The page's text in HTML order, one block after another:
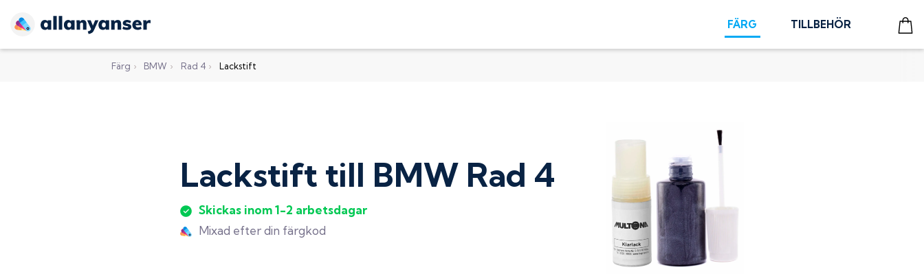
FÄRG TILLBEHÖR
Färg › BMW › Rad 4 › Lackstift
Lackstift till BMW Rad 4
Skickas inom 1-2 arbetsdagar
Mixad efter din färgkod